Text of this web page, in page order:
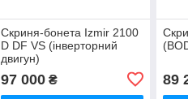
Скриня-бонета Izmir 2100
D DF VS (інверторний
двигун)
97 000₴ 89